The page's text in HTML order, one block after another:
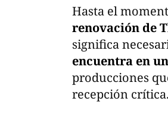
Hasta el
renovación de
significa
encuentra en
producciones
recepción crítica.